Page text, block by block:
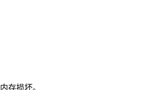
存损坏。